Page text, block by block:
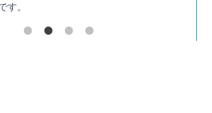
す。